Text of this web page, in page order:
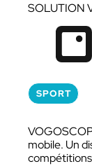
SOLUTION
SPORT
mobile. Un